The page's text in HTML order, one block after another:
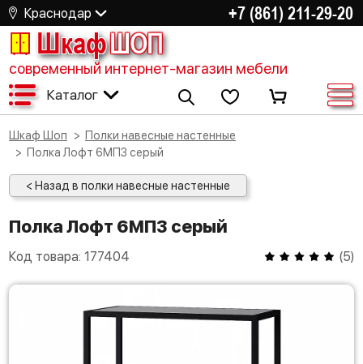
Краснодар +7 (861) 211-29-20
ШкафШОП
современный интернет-магазин мебели
Каталог
Шкаф Шоп
Полки навесные настенные
Полка Лофт 6МП3 серый
< Назад в полки навесные настенные
Полка Лофт 6МП3 серый
Код товара: 177404 (5)